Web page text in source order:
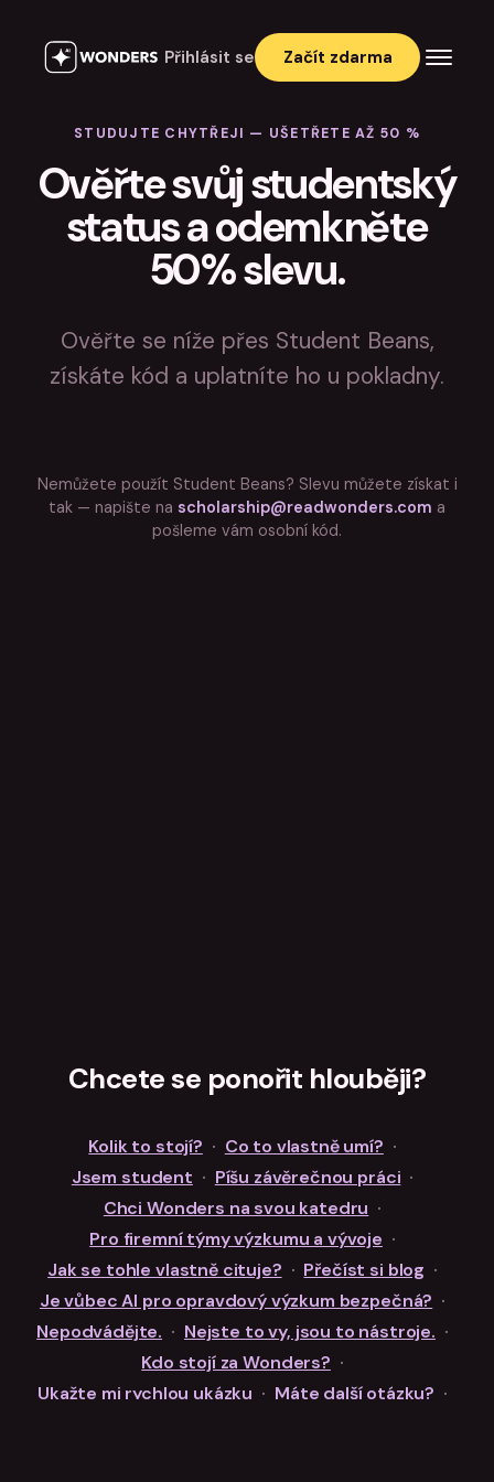
Přihlásit se Začít zdarma
STUDUJTE CHYTŘEJI — UŠETŘETE AŽ 50 %
Ověřte svůj studentský
status a odemkněte
50% slevu.
Ověřte se níže přes Student Beans,
získáte kód a uplatníte ho u pokladny.
Nemůžete použít Student Beans? Slevu můžete získat i
tak — napište na scholarship@readwonders.com a
pošleme vám osobní kód.
Chcete se ponořit hlouběji?
Kolik to stojí? · Co to vlastně umí? ·
Jsem student · Píšu závěrečnou práci ·
Chci Wonders na svou katedru ·
Pro firemní týmy výzkumu a vývoje ·
Jak se tohle vlastně cituje? · Přečíst si blog ·
Je vůbec AI pro opravdový výzkum bezpečná? ·
Nepodvádějte. · Nejste to vy, jsou to nástroje. ·
Kdo stojí za Wonders? ·
Ukažte mi rychlou ukázku · Máte další otázku? ·